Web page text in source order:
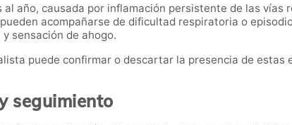
año, causada por inflamación persistente de las vías
acompañarse de dificultad respiratoria o
sensación de ahogo.
puede confirmar o descartar la presencia de estas
seguimiento